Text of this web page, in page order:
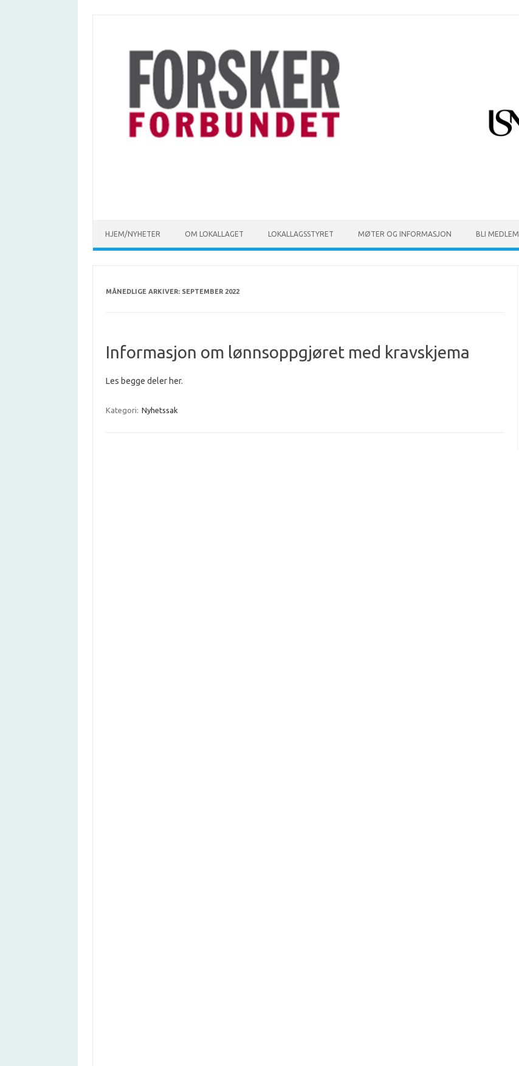
HJEM/NYHETER OM LOKALLAGET LOKALLAGSSTYRET MØTER OG INFORMASJON BLI MEDLEM
MÅNEDLIGE ARKIVER: SEPTEMBER 2022
Informasjon om lønnsoppgjøret med kravskjema
Les begge deler her.
Kategori: Nyhetssak